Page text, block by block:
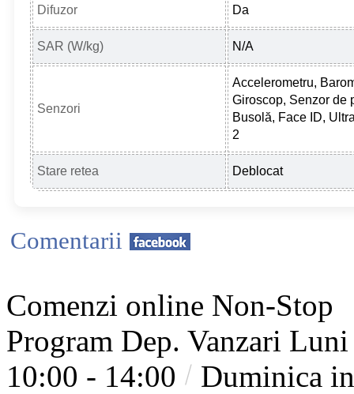
Difuzor Da
SAR (W/kg) N/A
Senzori
Accelerometru,
Giroscop, Senzor de
Busolă, Face ID,
2
Stare retea Deblocat
Comentarii
Comenzi online Non-Stop
Program Dep. Vanzari Luni
10:00 - 14:00
Duminica